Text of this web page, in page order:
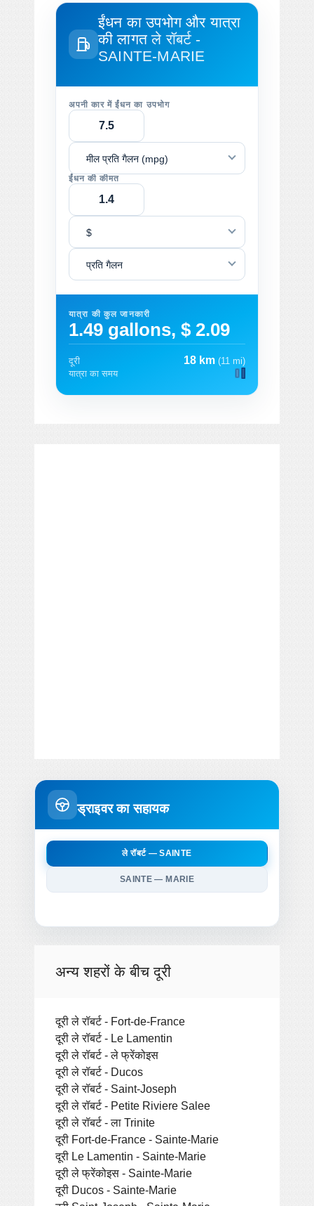
ईंधन का उपभोग और यात्रा
की लागतले रॉबर्ट -
SAINTE-MARIE
अपनी कार में ईंधन का उपभोग
मील प्रति गैलन (mpg)
ईंधन की कीमत
$
प्रति गैलन
यात्रा की कुल जानकारी
1.49 gallons, $ 2.09
दूरी 18 km (11 mi)
यात्रा का समय
ड्राइवर का सहायक
ले रॉबर्ट — SAINTE
SAINTE — MARIE
अन्य शहरों के बीच दूरी
दूरी ले रॉबर्ट - Fort-de-France
दूरी ले रॉबर्ट - Le Lamentin
दूरी ले रॉबर्ट - ले फ्रेंकोइस
दूरी ले रॉबर्ट - Ducos
दूरी ले रॉबर्ट - Saint-Joseph
दूरी ले रॉबर्ट - Petite Riviere Salee
दूरी ले रॉबर्ट - ला Trinite
दूरी Fort-de-France - Sainte-Marie
दूरी Le Lamentin - Sainte-Marie
दूरी ले फ्रेंकोइस - Sainte-Marie
दूरी Ducos - Sainte-Marie